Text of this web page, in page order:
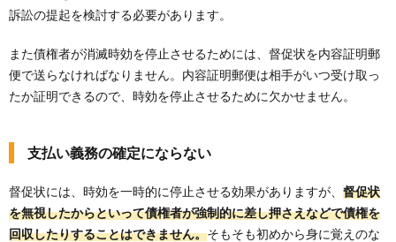
訴訟の提起を検討する必要があります。
また債権者が消滅時効を停止させるためには、督促状を内容証明郵
便で送らなければなりません。内容証明郵便は相手がいつ受け取っ
たか証明できるので、時効を停止させるために欠かせません。
支払い義務の確定にならない
督促状には、時効を一時的に停止させる効果がありますが、 督促状
を無視したからといって債権者が強制的に差し押さえなどで債権を
回収したりすることはできません。そもそも初めから身に覚えのな